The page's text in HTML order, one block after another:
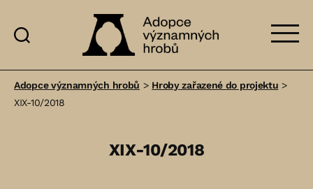
významných
Adopce významných hrobů > Hroby zařazené do projektu >
XIX-10/2018
XIX-10/2018